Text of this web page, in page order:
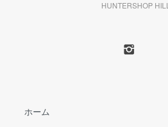
HUNTERSHOP HILL
ホーム